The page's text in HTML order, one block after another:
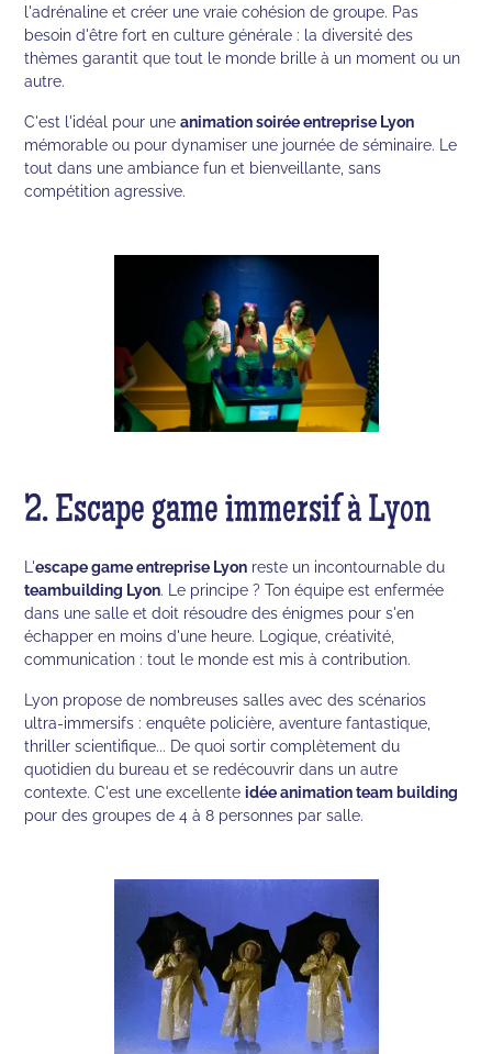
l'adrénaline et créer une vraie cohésion de groupe. Pas
besoin d'être fort en culture générale : la diversité des
thèmes garantit que tout le monde brille à un moment ou un
autre.
C'est l'idéal pour uneanimation soirée entreprise Lyon
mémorable ou pour dynamiser une journée de séminaire. Le
tout dans une ambiance fun et bienveillante, sans
compétition agressive.
2. Escape game immersif à Lyon
L'escape game entreprise Lyon reste un incontournable du
teambuilding Lyon. Le principe ? Ton équipe est enfermée
dans une salle et doit résoudre des énigmes pour s'en
échapper en moins d'une heure. Logique, créativité,
communication : tout le monde est mis à contribution.
Lyon propose de nombreuses salles avec des scénarios
ultra-immersifs : enquête policière, aventure fantastique,
thriller scientifique... De quoi sortir complètement du
quotidien du bureau et se redécouvrir dans un autre
contexte. C'est une excellenteidée animation team building
pour des groupes de 4 à 8 personnes par salle.